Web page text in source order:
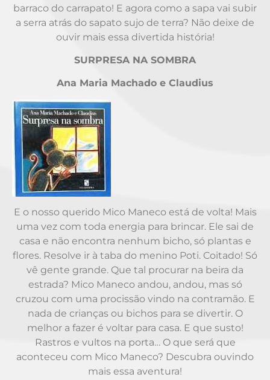
barraco do carrapato! E agora como a sapa vai subir
a serra atrás do sapato sujo de terra? Não deixe de
ouvir mais essa divertida história!
SURPRESA NA SOMBRA
Ana Maria Machado e Claudius
E o nosso querido Mico Maneco está de volta! Mais
uma vez com toda energia para brincar. Ele sai de
casa e não encontra nenhum bicho, só plantas e
flores. Resolve ir à taba do menino Poti. Coitado! Só
vê gente grande. Que tal procurar na beira da
estrada? Mico Maneco andou, andou, mas só
cruzou com uma procissão vindo na contramão. E
nada de crianças ou bichos para se divertir. O
melhor a fazer é voltar para casa. E que susto!
Rastros e vultos na porta… O que será que
aconteceu com Mico Maneco? Descubra ouvindo
mais essa aventura!